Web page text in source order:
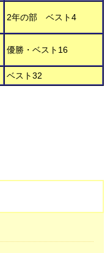
2年の部 ベスト4
優勝・ベスト16
ベスト32